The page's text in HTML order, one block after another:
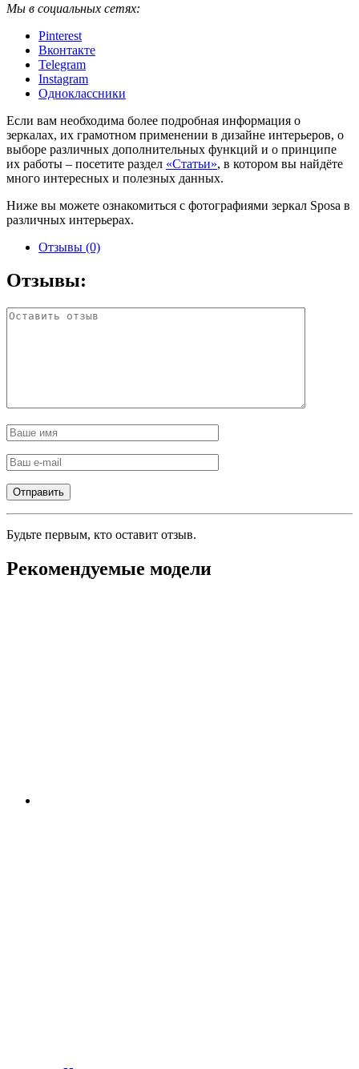
Мы в социальных сетях:
Pinterest
Вконтакте
Telegram
Instagram
Одноклассники
Если вам необходима более подробная информация о
зеркалах, их грамотном применении в дизайне интерьеров, о
выборе различных дополнительных функций и о принципе
их работы – посетите раздел «Статьи», в котором вы найдёте
много интересных и полезных данных.
Ниже вы можете ознакомиться с фотографиями зеркал Sposa в
различных интерьерах.
Отзывы (0)
Отзывы:
Будьте первым, кто оставит отзыв.
Рекомендуемые модели